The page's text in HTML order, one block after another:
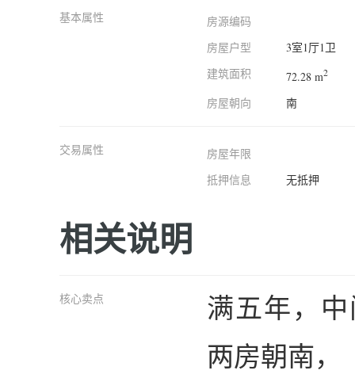
基本属性
房源编码
房屋户型
3室1厅1卫
建筑面积
72.28 m2
房屋朝向 南
交易属性
房屋年限
抵押信息
无抵押
相关说明
核心卖点
满五年，
两房朝南，